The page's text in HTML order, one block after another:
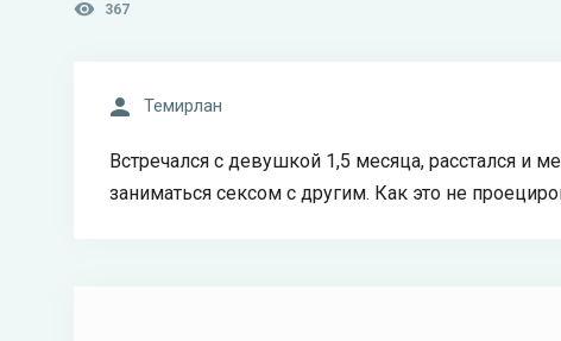
367
Темирлан
Встречался с девушкой 1,5 месяца, расстался и
заниматься сексом с другим. Как это не